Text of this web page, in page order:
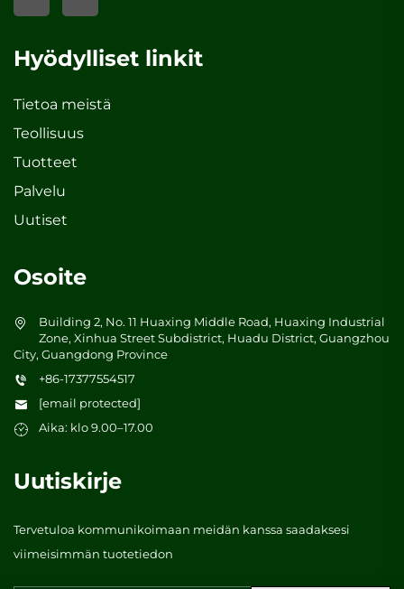
Hyödylliset linkit
Tietoa meistä
Teollisuus
Tuotteet
Palvelu
Uutiset
Osoite
Building 2, No. 11 Huaxing Middle Road, Huaxing Industrial
Zone, Xinhua Street Subdistrict, Huadu District, Guangzhou
City, Guangdong Province
+86-17377554517
[email protected]
Aika: klo 9.00–17.00
Uutiskirje
Tervetuloa kommunikoimaan meidän kanssa saadaksesi
viimeisimmän tuotetiedon